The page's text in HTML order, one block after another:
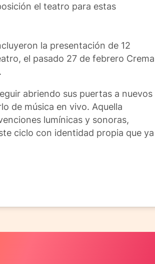
el teatro para estas
la presentación de 12
el pasado 27 de febrero Crema
abriendo sus puertas a nuevos
de música en vivo. Aquella
lumínicas y sonoras,
ciclo con identidad propia que ya